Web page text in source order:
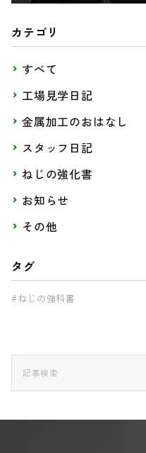
カテゴリ
すべて
工場見学日記
金属加工のおはなし
スタッフ日記
ねじの強化書
お知らせ
その他
タグ
#ねじの強科書